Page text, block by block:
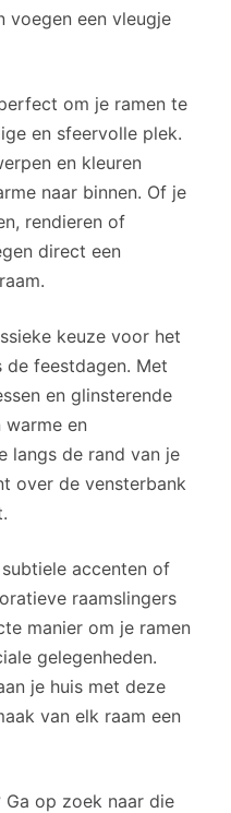
voegen een vleugje
om je ramen te
en sfeervolle plek.
en kleuren
naar binnen. Of je
rendieren of
direct een
keuze voor het
de feestdagen. Met
en glinsterende
warme en
langs de rand van je
over de vensterbank
accenten of
raamslingers
manier om je ramen
gelegenheden.
je huis met deze
van elk raam een
op zoek naar die